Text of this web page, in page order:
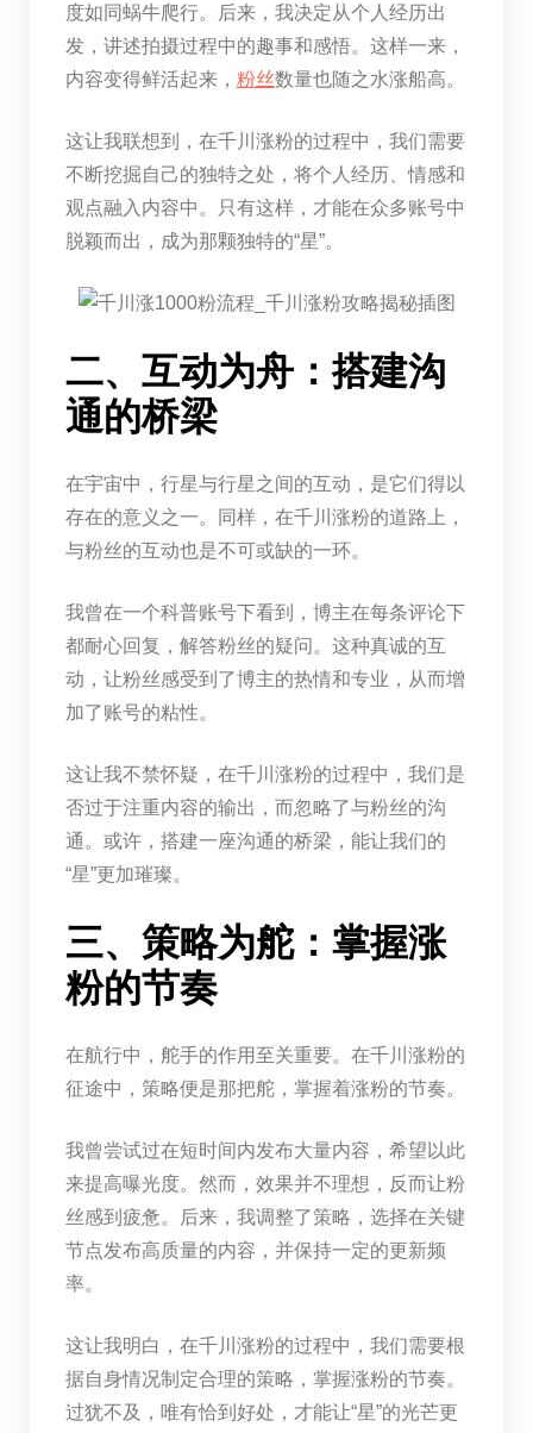
度如同蜗牛爬行。后来，我决定从个人经历出
发，讲述拍摄过程中的趣事和感悟。这样一来，
内容变得鲜活起来， 粉丝数量也随之水涨船高。
这让我联想到，在千川涨粉的过程中，我们需要
不断挖掘自己的独特之处，将个人经历、情感和
观点融入内容中。只有这样，才能在众多账号中
脱颖而出，成为那颗独特的“星”。
二、互动为舟：搭建沟
通的桥梁
在宇宙中，行星与行星之间的互动，是它们得以
存在的意义之一。同样，在千川涨粉的道路上，
与粉丝的互动也是不可或缺的一环。
我曾在一个科普账号下看到，博主在每条评论下
都耐心回复，解答粉丝的疑问。这种真诚的互
动，让粉丝感受到了博主的热情和专业，从而增
加了账号的粘性。
这让我不禁怀疑，在千川涨粉的过程中，我们是
否过于注重内容的输出，而忽略了与粉丝的沟
通。或许，搭建一座沟通的桥梁，能让我们的
“星”更加璀璨。
三、策略为舵：掌握涨
粉的节奏
在航行中，舵手的作用至关重要。在千川涨粉的
征途中，策略便是那把舵，掌握着涨粉的节奏。
我曾尝试过在短时间内发布大量内容，希望以此
来提高曝光度。然而，效果并不理想，反而让粉
丝感到疲惫。后来，我调整了策略，选择在关键
节点发布高质量的内容，并保持一定的更新频
率。
这让我明白，在千川涨粉的过程中，我们需要根
据自身情况制定合理的策略，掌握涨粉的节奏。
过犹不及，唯有恰到好处，才能让“星”的光芒更